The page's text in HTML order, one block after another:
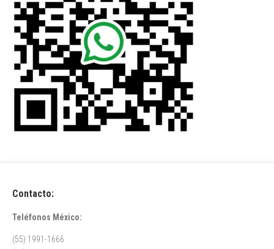
Contacto:
Teléfonos México:
(55) 1991-1666